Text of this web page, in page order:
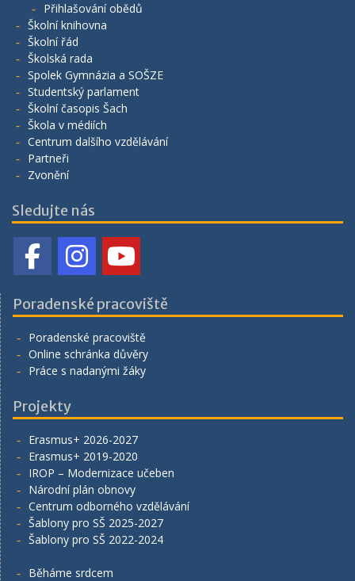
Přihlašování obědů
Školní knihovna
Školní řád
Školská rada
Spolek Gymnázia a SOŠZE
Studentský parlament
Školní časopis Šach
Škola v médiích
Centrum dalšího vzdělávání
Partneři
Zvonění
Sledujte nás
Poradenské pracoviště
Poradenské pracoviště
Online schránka důvěry
Práce s nadanými žáky
Projekty
Erasmus+ 2026-2027
Erasmus+ 2019-2020
IROP – Modernizace učeben
Národní plán obnovy
Centrum odborného vzdělávání
Šablony pro SŠ 2025-2027
Šablony pro SŠ 2022-2024
Běháme srdcem